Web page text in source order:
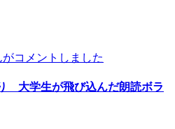
コメントしました
大学生が飛び込んだ朗読ボラ